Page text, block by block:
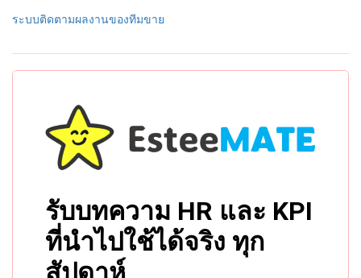
ระบบติดตามผลงานของทีมขาย